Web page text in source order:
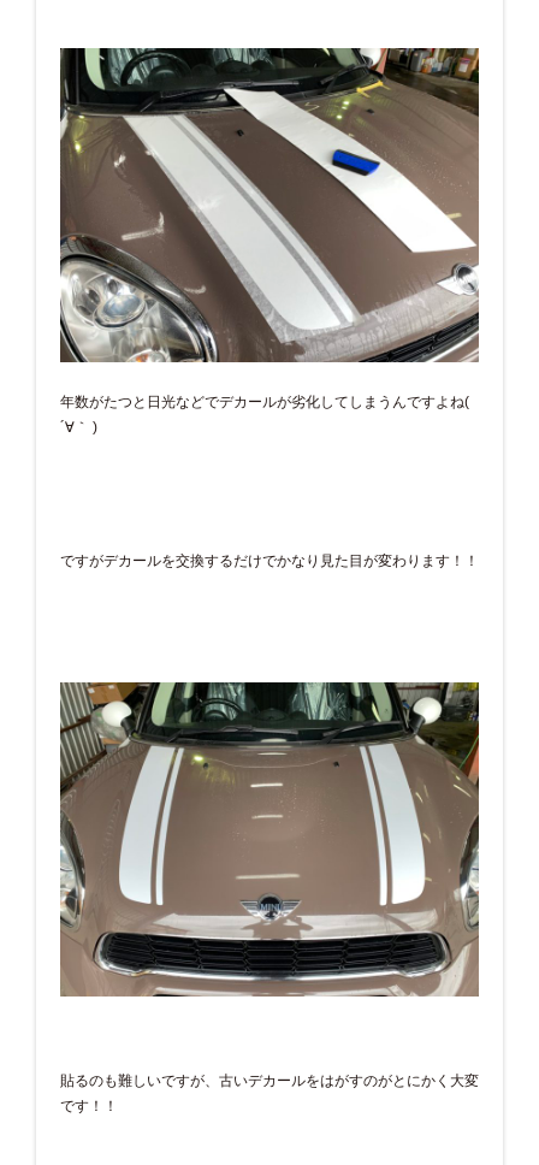
年数がたつと日光などでデカールが劣化してしまうんですよね(
´∀｀ )
ですがデカールを交換するだけでかなり見た目が変わります！！
貼るのも難しいですが、古いデカールをはがすのがとにかく大変
です！！